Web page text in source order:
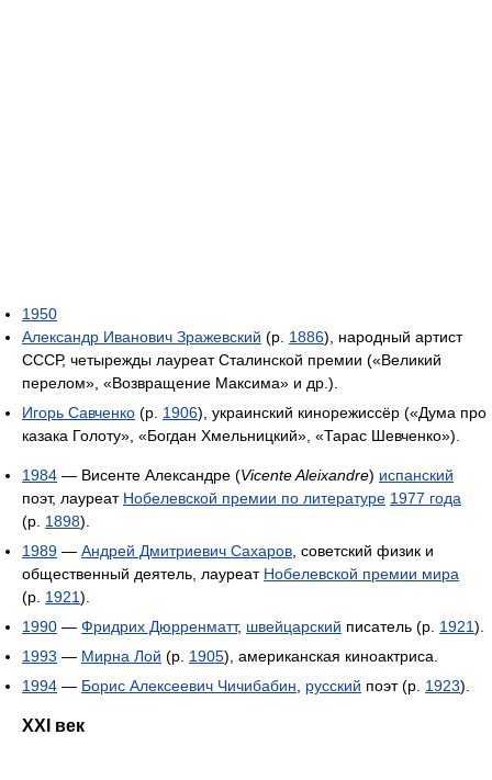
1950
Александр Иванович Зражевский (р. 1886), народный артист
СССР, четырежды лауреат Сталинской премии («Великий
перелом», «Возвращение Максима» и др.).
Игорь Савченко (р. 1906), украинский кинорежиссёр («Дума про
казака Голоту», «Богдан Хмельницкий», «Тарас Шевченко»).
1984 — Висенте Александре (Vicente Aleixandre) испанский
поэт, лауреат Нобелевской премии по литературе 1977 года
(р. 1898).
1989 — Андрей Дмитриевич Сахаров , советский физик и
общественный деятель, лауреат Нобелевской премии мира
(р. 1921).
1990 — Фридрих Дюрренматт, швейцарский писатель (р. 1921).
1993 — Мирна Лой (р. 1905), американская киноактриса.
1994 — Борис Алексеевич Чичибабин русский поэт (р. 1923).
XXI век